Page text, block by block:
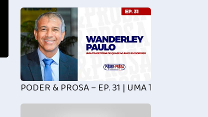
PODER & PROSA – EP. 31 | UMA